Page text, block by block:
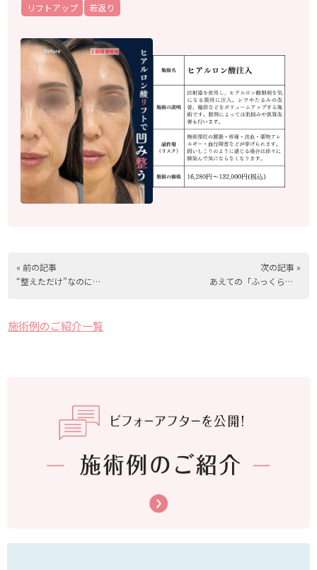
リフトアップ
若返り
« 前の記事
“整えただけ”なのに、なぜか印象が変わる理由。
次の記事 »
あえての「ふっくら」取り戻す！！！
施術例のご紹介一覧